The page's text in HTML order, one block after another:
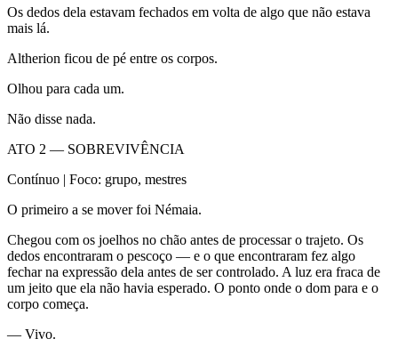
Os dedos dela estavam fechados em volta de algo que não estava
mais lá.
Altherion ficou de pé entre os corpos.
Olhou para cada um.
Não disse nada.
ATO 2 — SOBREVIVÊNCIA
Contínuo | Foco: grupo, mestres
O primeiro a se mover foi Némaia.
Chegou com os joelhos no chão antes de processar o trajeto. Os
dedos encontraram o pescoço — e o que encontraram fez algo
fechar na expressão dela antes de ser controlado. A luz era fraca de
um jeito que ela não havia esperado. O ponto onde o dom para e o
corpo começa.
— Vivo.